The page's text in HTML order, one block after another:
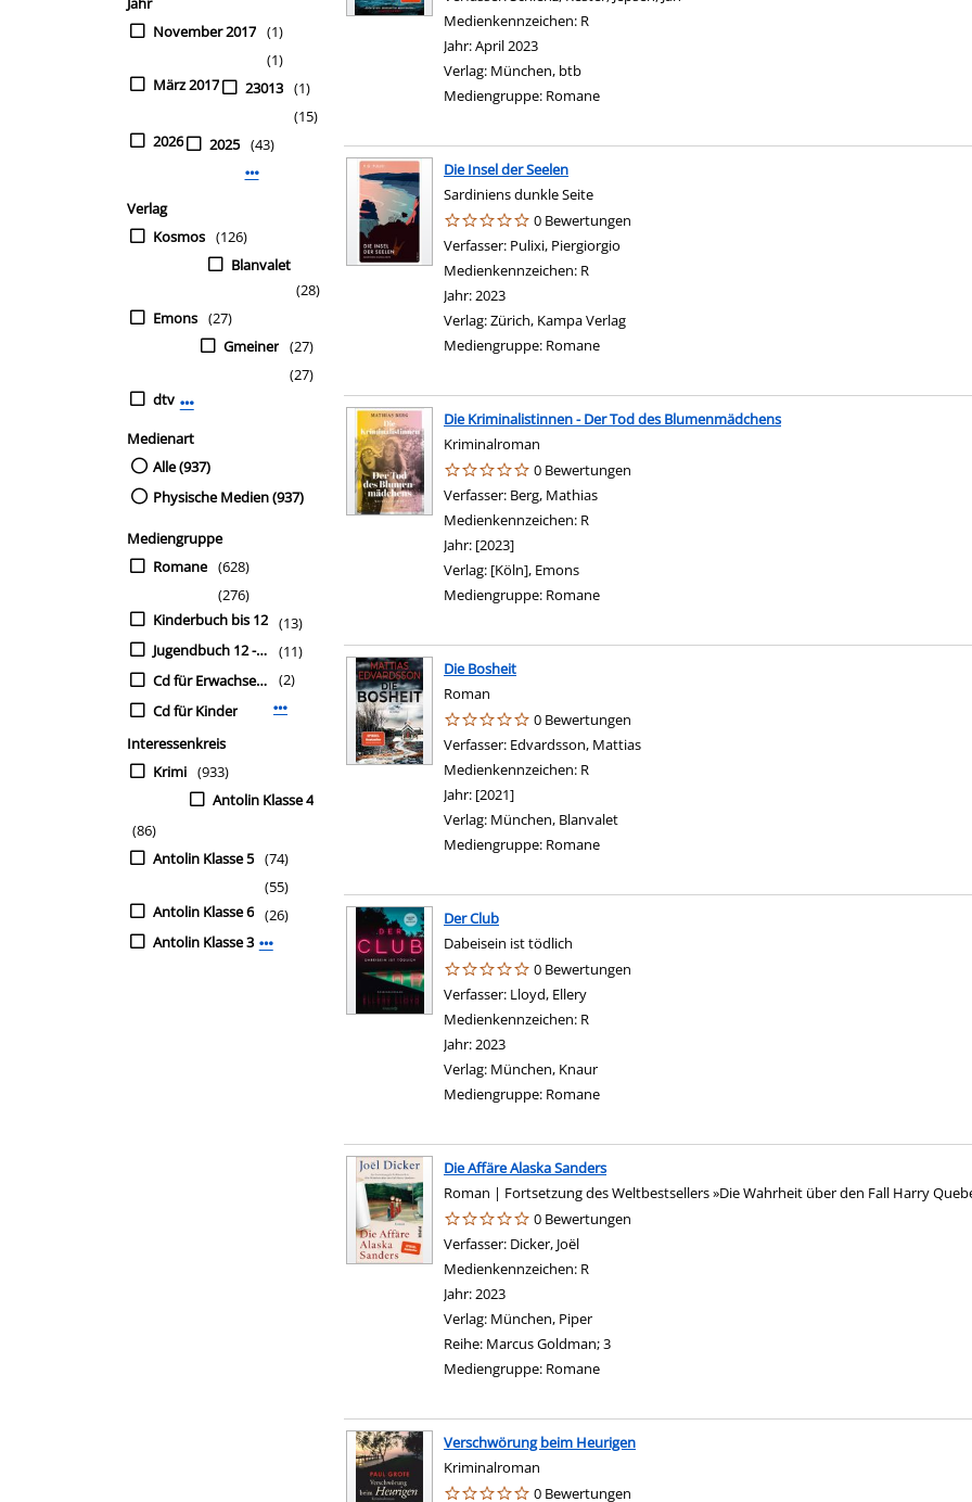
November 2017 (1)
März 2017
(1)
23013 (1)
2026
(15)
2025 (43)
Mehr Jahr-Filter anzeigen
Verlag
Kosmos (126)
Blanvalet
(28)
Emons (27)
Gmeiner (27)
dtv
(27)
Medienart
Alle (937)
Physische Medien (937)
Mediengruppe
Romane (628)
Kinderbuch bis 12
(276)
Jugendbuch 12 - 15
(13)
Cd für Erwachsene
(11)
Cd für Kinder
(2)
Mehr Mediengruppe-Filter anzeigen
Interessenkreis
Krimi (933)
Antolin Klasse 4
(86)
Antolin Klasse 5 (74)
Antolin Klasse 6
(55)
Antolin Klasse 3
(26)
Mehr Interessenkreis-Filter anzeigen
Medienkennzeichen: R
Jahr:April 2023
Verlag: München, btb
Mediengruppe: Romane
Die Insel der Seelen
Sardiniens dunkle Seite
0 Bewertungen
Verfasser: Pulixi, Piergiorgio
Medienkennzeichen: R
Jahr:2023
Verlag:Zürich, Kampa Verlag
Mediengruppe: Romane
Die Kriminalistinnen - Der Tod des Blumenmädchens
Kriminalroman
0 Bewertungen
Verfasser: Berg, Mathias
Medienkennzeichen: R
Jahr: [2023]
Verlag: [Köln], Emons
Mediengruppe: Romane
Die Bosheit
Roman
0 Bewertungen
Verfasser: Edvardsson, Mattias
Medienkennzeichen: R
Jahr: [2021]
Verlag: München, Blanvalet
Mediengruppe: Romane
Der Club
Dabeisein ist tödlich
0 Bewertungen
Verfasser: Lloyd, Ellery
Medienkennzeichen: R
Jahr:2023
Verlag: München, Knaur
Mediengruppe: Romane
Die Affäre Alaska Sanders
Roman | Fortsetzung des Weltbestsellers »Die Wahrheit über den Fall Harry
0 Bewertungen
Verfasser: Dicker, Joël
Medienkennzeichen: R
Jahr:2023
Verlag: München, Piper
Reihe: Marcus Goldman; 3
Mediengruppe: Romane
Verschwörung beim Heurigen
Kriminalroman
0 Bewertungen